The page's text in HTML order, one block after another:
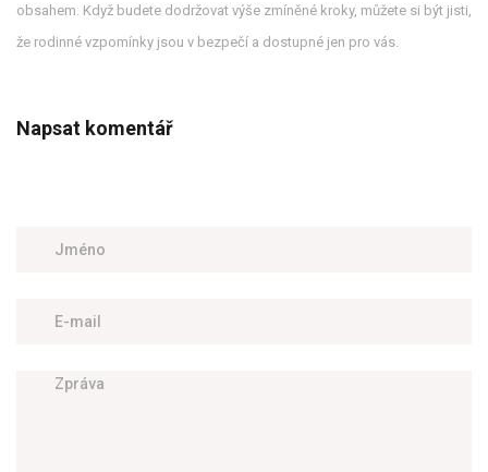
obsahem. Když budete dodržovat výše zmíněné kroky, můžete si být jisti,
že rodinné vzpomínky jsou v bezpečí a dostupné jen pro vás.
Napsat komentář